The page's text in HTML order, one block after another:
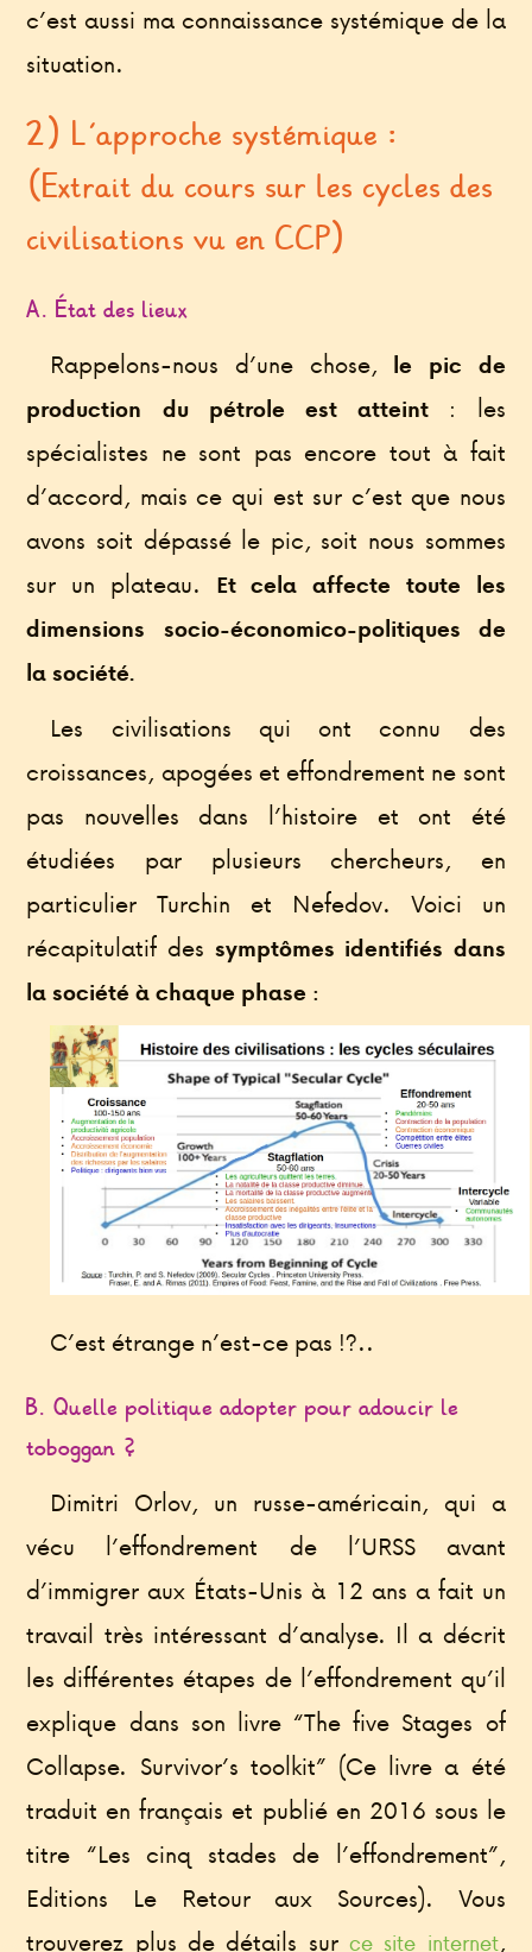
c’est aussi ma connaissance systémique de la
situation.
2) L’approche systémique :
(Extrait du cours sur les cycles des
civilisations vu en CCP)
A. État des lieux
Rappelons-nous d’une chose, le pic de
production du pétrole est atteint : les
spécialistes ne sont pas encore tout à fait
d’accord, mais ce qui est sur c’est que nous
avons soit dépassé le pic, soit nous sommes
sur un plateau.
Et cela affecte toute les
dimensions socio-économico-politiques de
la société.
Les civilisations qui ont connu des
croissances, apogées et effondrement ne sont
pas nouvelles dans l’histoire et ont été
étudiées par plusieurs chercheurs, en
particulier Turchin et Nefedov. Voici un
récapitulatif des symptômes identifiés dans
la société à chaque phase :
C’est étrange n’est-ce pas !?..
B. Quelle politique adopter pour adoucir le
toboggan ?
Dimitri Orlov, un russe-américain, qui a
vécu l’effondrement de l’URSS avant
d’immigrer aux États-Unis à 12 ans a fait un
travail très intéressant d’analyse. Il a décrit
les différentes étapes de l’effondrement qu’il
explique dans son livre “The five Stages of
Collapse. Survivor’s toolkit” (Ce livre a été
traduit en français et publié en 2016 sous le
titre “Les cinq stades de l’effondrement”,
Editions Le Retour aux Sources). Vous
trouverez plus de détails sur ce site internet,